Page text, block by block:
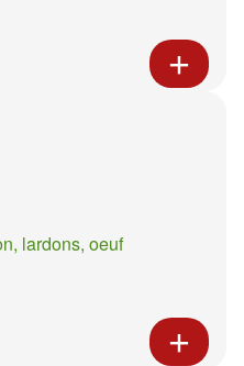
lardons, oeuf